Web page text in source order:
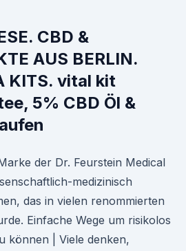
CBD &
AUS BERLIN.
KITS. vital kit
5% CBD Öl &
der Dr. Feurstein Medical
medizinisch
das in vielen renommierten
Einfache Wege um risikolos
können | Viele denken,